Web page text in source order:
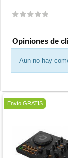
Opiniones de
Aun no hay
Oferta
Envío GRATIS